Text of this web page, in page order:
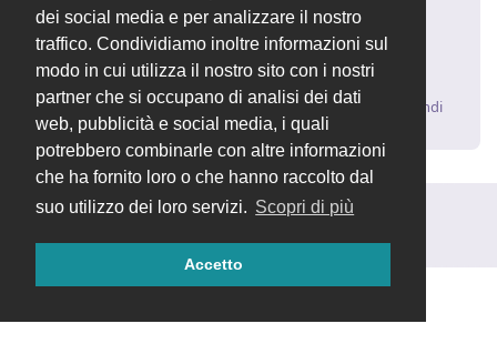
dei social media e per analizzare il nostro
traffico. Condividiamo inoltre informazioni sul
modo in cui utilizza il nostro sito con i nostri
partner che si occupano di analisi dei dati
web, pubblicità e social media, i quali
potrebbero combinarle con altre informazioni
che ha fornito loro o che hanno raccolto dal
suo utilizzo dei loro servizi. Scopri di più
Accetto
N NICOLA DOMOFOX 5 ago 2020
PERFETTO PROVATO E FUNZIONA GRAZIE MILLE
Rispondi
Rispondi alla discussione...